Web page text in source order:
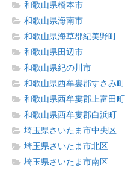
和歌山県橋本市
和歌山県海南市
和歌山県海草郡紀美野町
和歌山県田辺市
和歌山県紀の川市
和歌山県西牟婁郡すさみ町
和歌山県西牟婁郡上富田町
和歌山県西牟婁郡白浜町
埼玉県さいたま市中央区
埼玉県さいたま市北区
埼玉県さいたま市南区